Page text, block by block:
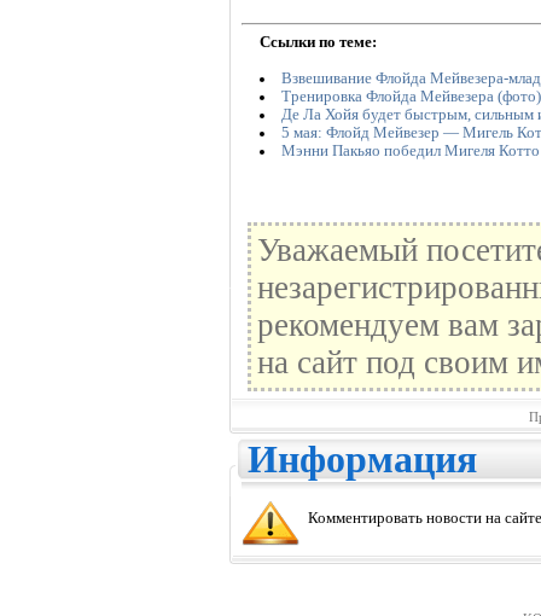
Ссылки по теме:
Взвешивание Флойда Мейвезера-
Тренировка Флойда Мейвезера (фото)
Де Ла Хойя будет быстрым, сильным
5 мая: Флойд Мейвезер — Мигель
Мэнни Пакьяо победил Мигеля Котто
Уважаемый
рекомендуем вам
на сайт под своим
Информация
Комментировать новости на